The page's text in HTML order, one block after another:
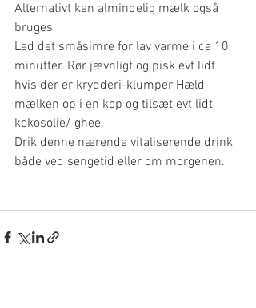
Alternativt kan almindelig mælk også
bruges
Lad det småsimre for lav varme i ca 10
minutter. Rør jævnligt og pisk evt lidt
hvis der er krydderi-klumper Hæld
mælken op i en kop og tilsæt evt lidt
kokosolie/ ghee.
Drik denne nærende vitaliserende drink
både ved sengetid eller om morgenen.